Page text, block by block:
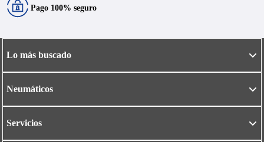
Pago 100% seguro
Lo más buscado
Neumáticos
Servicios